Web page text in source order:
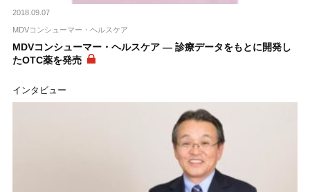
2018.09.07
MDVコンシューマー・ヘルスケア
MDVコンシューマー・ヘルスケア ― 診療データをもとに開発し
たOTC薬を発売
インタビュー